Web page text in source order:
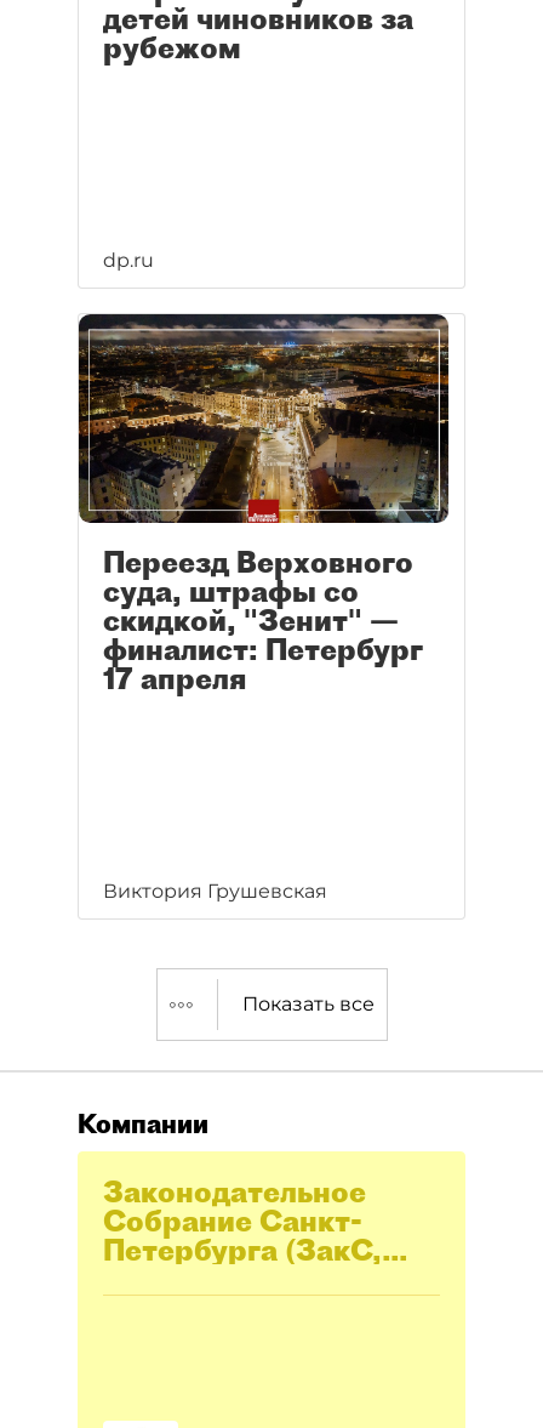
детей чиновников за
рубежом
dp.ru
Переезд Верховного
суда, штрафы со
скидкой, "Зенит" —
финалист: Петербург
17 апреля
Виктория Грушевская
Показать все
Компании
Законодательное
Cобрание Санкт-
Петербурга (ЗакС,